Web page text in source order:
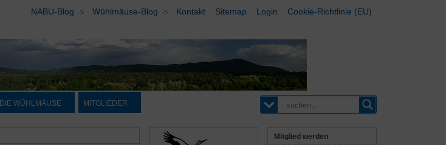
NABU-Blog Wühlmäuse-Blog Kontakt Sitemap Login Cookie-Richtlinie (EU)
DIE WÜHLMÄUSE MITGLIEDER
Mitglied werden